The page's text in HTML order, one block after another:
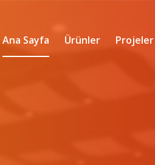
Ana Sayfa Ürünler Projeler